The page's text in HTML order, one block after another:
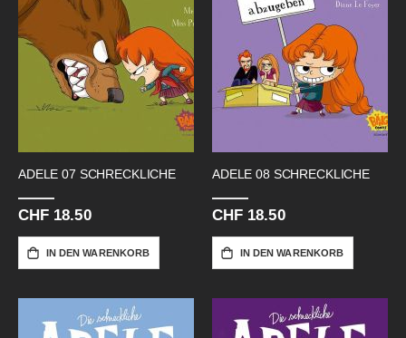
ADELE 07 SCHRECKLICHE
CHF 18.50
IN DEN WARENKORB
ADELE 08 SCHRECKLICHE
CHF 18.50
IN DEN WARENKORB